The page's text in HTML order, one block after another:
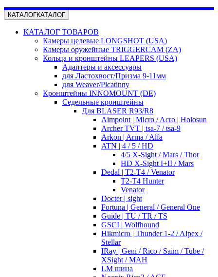
КАТАЛОГКАТАЛОГ
КАТАЛОГ ТОВАРОВ
Камеры целевые LONGSHOT (USA)
Камеры оружейные TRIGGERCAM (ZA)
Кольца и кронштейны LEAPERS (USA)
Адаптеры и аксессуары
для Ластохвост/Призма 9-11мм
для Weaver/Picatinny
Кронштейны INNOMOUNT (DE)
Седельные кронштейны
Для BLASER R93/R8
Aimpoint | Micro / Acro | Holosun
Archer TVT | tsa-7 / tsa-9
Arkon | Arma / Alfa
ATN | 4 / 5 / HD
4/5 X-Sight / Mars / Thor
HD X-Sight I+II / Mars
Dedal | T2-T4 / Venator
T2-T4 Hunter
Venator
Docter | sight
Fortuna | General / General One
Guide | TU / TR / TS
GSCI | Wolfhound
Hikmicro | Thunder 1-2 / Alpex /
Stellar
IRay | Geni / Rico / Saim / Tube /
XSight / MAH
LM шина